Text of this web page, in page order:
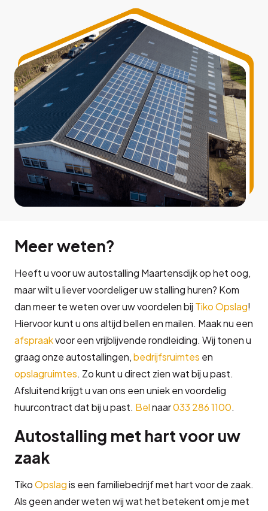
Meer weten?
Heeft u voor uw autostalling Maartensdijk op het oog,
maar wilt u liever voordeliger uw stalling huren? Kom
dan meer te weten over uw voordelen bij Tiko Opslag!
Hiervoor kunt u ons altijd bellen en mailen. Maak nu een
afspraakvoor een vrijblijvende rondleiding. Wij tonen u
graag onze autostallingen,bedrijfsruimtes en
opslagruimtes. Zo kunt u direct zien wat bij u past.
Afsluitend krijgt u van ons een uniek en voordelig
huurcontract dat bij u past. Belnaar033 286 1100.
Autostalling met hart voor uw
zaak
TikoOpslagis een familiebedrijf met hart voor de zaak.
Als geen ander weten wij wat het betekent om je met